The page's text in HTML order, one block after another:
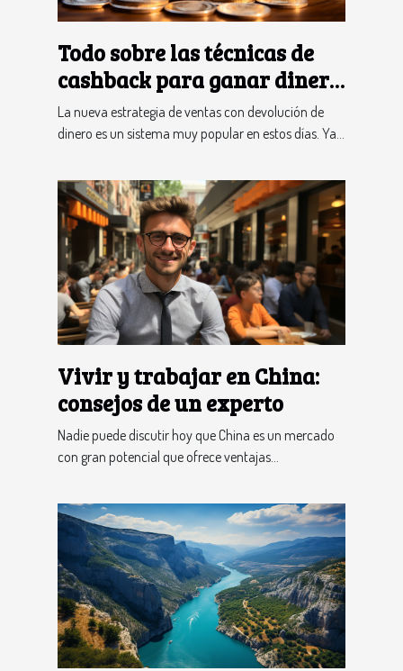
Todo sobre las técnicas de
cashback para ganar dinero
en una plataforma
específica
La nueva estrategia de ventas con devolución de
dinero es un sistema muy popular en estos días. Ya...
Vivir y trabajar en China:
consejos de un experto
Nadie puede discutir hoy que China es un mercado
con gran potencial que ofrece ventajas...